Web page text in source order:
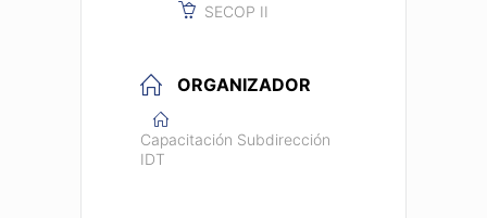
SECOP II
ORGANIZADOR
Capacitación Subdirección
IDT